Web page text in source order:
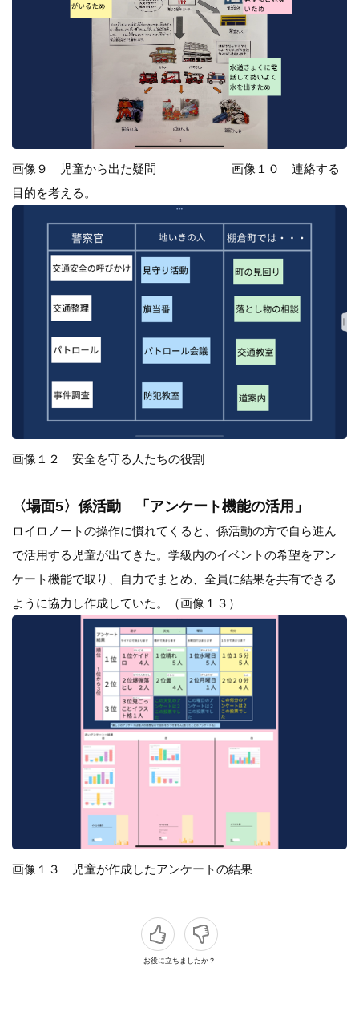
画像９ 児童から出た疑問 画像１０ 連絡する
目的を考える。
画像１２ 安全を守る人たちの役割
〈場面5〉係活動 「アンケート機能の活用」
ロイロノートの操作に慣れてくると、係活動の方で自ら進ん
で活用する児童が出てきた。学級内のイベントの希望をアン
ケート機能で取り、自力でまとめ、全員に結果を共有できる
ように協力し作成していた。（画像１３）
画像１３ 児童が作成したアンケートの結果
お役に立ちましたか？